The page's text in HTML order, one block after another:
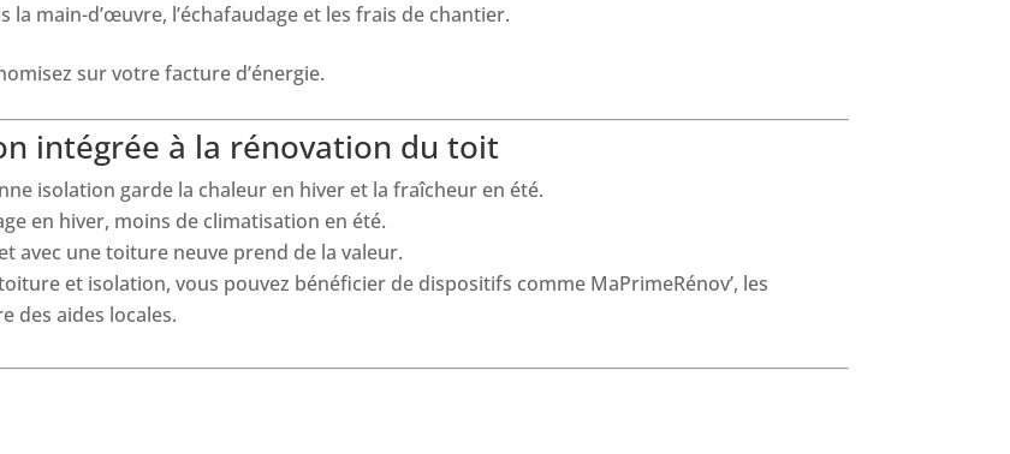
main-d’œuvre, l’échafaudage et les frais de chantier.
sur votre facture d’énergie.
intégrée à la rénovation du toit
isolation garde la chaleur en hiver et la fraîcheur en été.
en hiver, moins de climatisation en été.
avec une toiture neuve prend de la valeur.
et isolation, vous pouvez bénéficier de dispositifs comme MaPrimeRénov’, les
des aides locales.